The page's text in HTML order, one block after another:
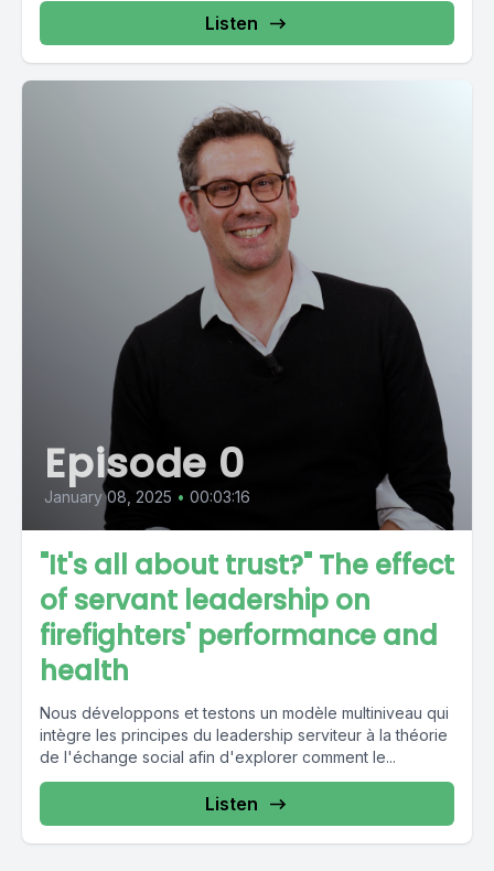
Listen
Episode 0
January 08, 2025 • 00:03:16
"It's all about trust?" The effect
of servant leadership on
firefighters' performance and
health
Nous développons et testons un modèle multiniveau qui
intègre les principes du leadership serviteur à la théorie
de l'échange social afin d'explorer comment le...
Listen